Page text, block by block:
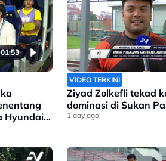
01:53
Hyundai
VIDEO TERKINI
Ziyad Zolkefli tekad
dominasi di Sukan
1 day ago